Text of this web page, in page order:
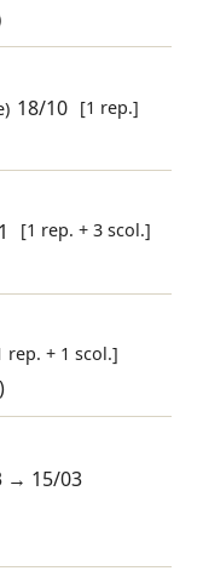
18/10 [1 rep.]
[1 rep. + 3 scol.]
rep. + 1 scol.]
→ 15/03